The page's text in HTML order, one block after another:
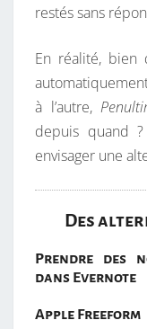
restés sans
En réalité, bien
à l’autre,
depuis quand
envisager une
Des
Prendre des
dans Evernote
Apple Freeform